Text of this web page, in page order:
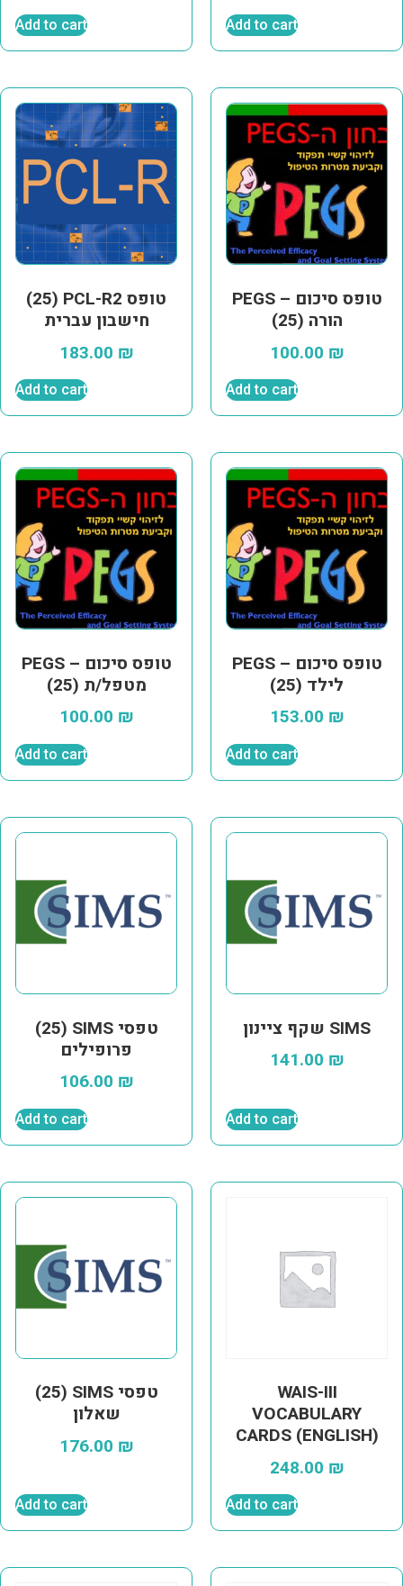
Add to cart Add to cart
(25) PCL-R2 טופס
חישבון עברית
183.00 ₪
Add to cart
PEGS – טופס סיכום
הורה (25)
100.00 ₪
Add to cart
PEGS – טופס סיכום
מטפל/ת (25)
100.00 ₪
Add to cart
PEGS – טופס סיכום
לילד (25)
153.00 ₪
Add to cart
(25) SIMS טפסי
פרופילים
106.00 ₪
Add to cart
שקף ציינון SIMS
141.00 ₪
Add to cart
(25) SIMS טפסי
שאלון
176.00 ₪
Add to cart
WAIS-III
VOCABULARY
CARDS (ENGLISH)
248.00 ₪
Add to cart